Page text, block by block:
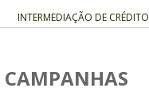
INTERMEDIAÇÃO DE CRÉDITO
CAMPANHAS